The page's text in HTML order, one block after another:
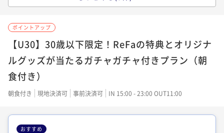
35平米 禁煙 無料Wi-Fi
ダブル
ポイント即利用で
最大7％OFF
¥18,270~
シアターキングルーム
17平米 禁煙
ポイント即利用で最大7％OFF
¥13,800~
13平米 禁煙 無料Wi-Fi
ダブル
ポイント即利用で
最大7％OFF
¥10,980~
ポイントアップ
【U30】30歳以下限定！ReFaの特典とオリジナ
ルグッズが当たるガチャガチャ付きプラン（朝
食付き）
朝食付き 現地決済可 事前決済可 IN 15:00 - 23:00 OUT11:00
おすすめ